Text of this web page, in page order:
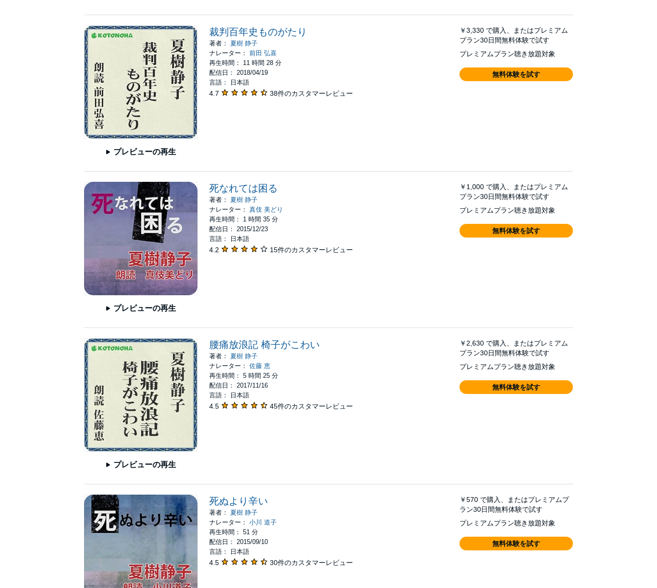
プレビューの再生
裁判百年史ものがたり
著者： 夏樹 静子
ナレーター： 前田 弘喜
再生時間： 11 時間 28 分
配信日： 2018/04/19
言語： 日本語
4.7 38件のカスタマーレビュー
￥3,330 で購入、またはプレミアム
プラン30日間無料体験で試す
プレミアムプラン聴き放題対象
無料体験を試す
プレビューの再生
死なれては困る
著者： 夏樹 静子
ナレーター： 真伎 美どり
再生時間： 1 時間 35 分
配信日： 2015/12/23
言語： 日本語
4.2 15件のカスタマーレビュー
￥1,000 で購入、またはプレミアム
プラン30日間無料体験で試す
プレミアムプラン聴き放題対象
無料体験を試す
プレビューの再生
腰痛放浪記 椅子がこわい
著者： 夏樹 静子
ナレーター： 佐藤 恵
再生時間： 5 時間 25 分
配信日： 2017/11/16
言語： 日本語
4.5 45件のカスタマーレビュー
￥2,630 で購入、またはプレミアム
プラン30日間無料体験で試す
プレミアムプラン聴き放題対象
無料体験を試す
死ぬより辛い
著者： 夏樹 静子
ナレーター： 小川 道子
再生時間： 51 分
配信日： 2015/09/10
言語： 日本語
4.5 30件のカスタマーレビュー
￥570 で購入、またはプレミアムプ
ラン30日間無料体験で試す
プレミアムプラン聴き放題対象
無料体験を試す